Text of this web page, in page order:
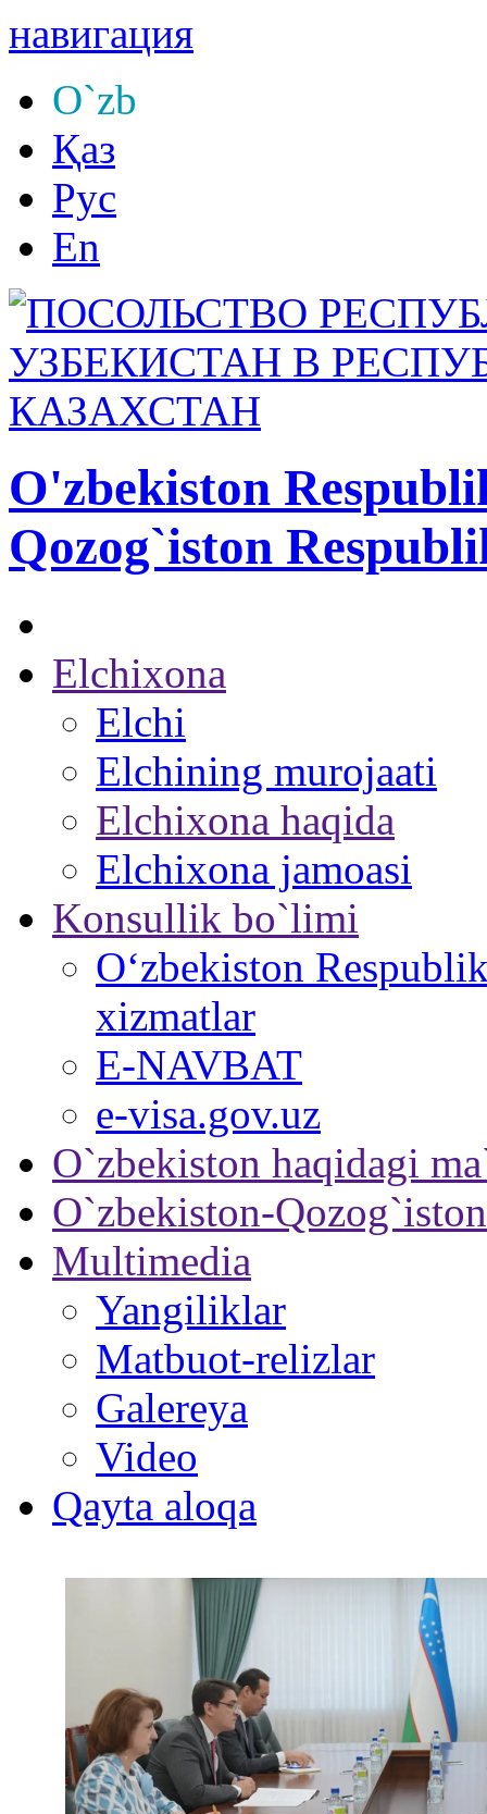
навигация
O`zb
Қаз
Рус
En
O'zbekiston
Qozog`iston
Elchixona
Elchi
Elchining murojaati
Elchixona haqida
Elchixona jamoasi
Konsullik bo`limi
O‘zbekiston
xizmatlar
E-NAVBAT
e-visa.gov.uz
O`zbekiston haqidagi
O`zbekiston-
Multimedia
Yangiliklar
Matbuot-relizlar
Galereya
Video
Qayta aloqa